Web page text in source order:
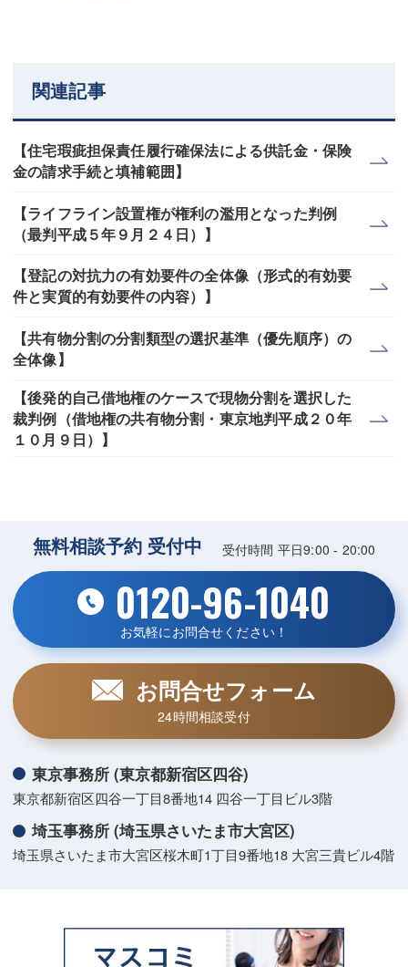
関連記事
【住宅瑕疵担保責任履行確保法による供託金・保険
金の請求手続と填補範囲】
【ライフライン設置権が権利の濫用となった判例
（最判平成５年９月２４日）】
【登記の対抗力の有効要件の全体像（形式的有効要
件と実質的有効要件の内容）】
【共有物分割の分割類型の選択基準（優先順序）の
全体像】
【後発的自己借地権のケースで現物分割を選択した
裁判例（借地権の共有物分割・東京地判平成２０年
１０月９日）】
無料相談予約 受付中 受付時間 平日9:00 - 20:00
0120-96-1040
お気軽にお問合せください！
お問合せフォーム
24時間相談受付
東京事務所 (東京都新宿区四谷)
東京都新宿区四谷一丁目8番地14 四谷一丁目ビル3階
埼玉事務所 (埼玉県さいたま市大宮区)
埼玉県さいたま市大宮区桜木町1丁目9番地18 大宮三貴ビル4階